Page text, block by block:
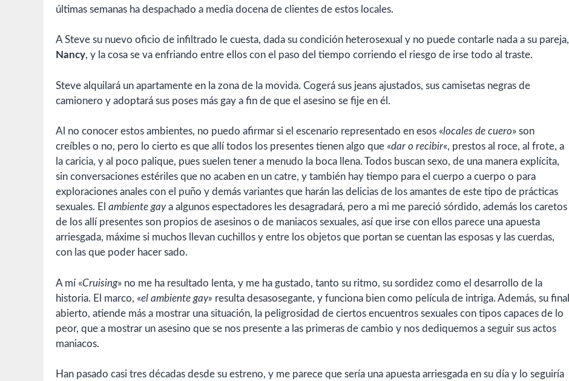
últimas semanas ha despachado a media docena de clientes de estos locales.
A Steve su nuevo oficio de infiltrado le cuesta, dada su condición heterosexual y no puede contarle nada a su pareja,
Nancy, y la cosa se va enfriando entre ellos con el paso del tiempo corriendo el riesgo de irse todo al traste.
Steve alquilará un apartamente en la zona de la movida. Cogerá sus jeans ajustados, sus camisetas negras de
camionero y adoptará sus poses más gay a fin de que el asesino se fije en él.
Al no conocer estos ambientes, no puedo afirmar si el escenario representado en esos «locales de cuero» son
creíbles o no, pero lo cierto es que allí todos los presentes tienen algo que «dar o recibir«, prestos al roce, al frote, a
la caricia, y al poco palique, pues suelen tener a menudo la boca llena. Todos buscan sexo, de una manera explícita,
sin conversaciones estériles que no acaben en un catre, y también hay tiempo para el cuerpo a cuerpo o para
exploraciones anales con el puño y demás variantes que harán las delicias de los amantes de este tipo de prácticas
sexuales. El ambiente gaya algunos espectadores les desagradará, pero a mi me pareció sórdido, además los caretos
de los allí presentes son propios de asesinos o de maniacos sexuales, así que irse con ellos parece una apuesta
arriesgada, máxime si muchos llevan cuchillos y entre los objetos que portan se cuentan las esposas y las cuerdas,
con las que poder hacer sado.
A mí «Cruising» no me ha resultado lenta, y me ha gustado, tanto su ritmo, su sordidez como el desarrollo de la
historia. El marco, «el ambiente gay» resulta desasosegante, y funciona bien como película de intriga. Además, su final
abierto, atiende más a mostrar una situación, la peligrosidad de ciertos encuentros sexuales con tipos capaces de lo
peor, que a mostrar un asesino que se nos presente a las primeras de cambio y nos dediquemos a seguir sus actos
maniacos.
Han pasado casi tres décadas desde su estreno, y me parece que sería una apuesta arriesgada en su día y lo seguiría